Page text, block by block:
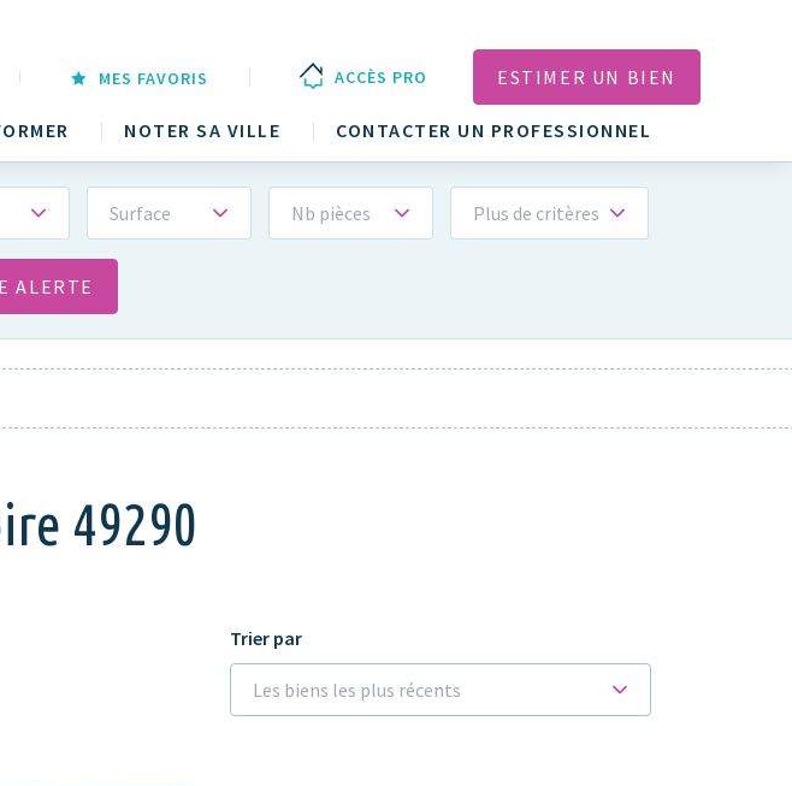
NOTER SA VILLE CONTACTER UN PROFESSIONNEL
MES FAVORIS ACCÈS PRO ESTIMER UN BIEN
Surface Nb pièces Plus de critères
ALERTE
49290
Trier par
Les biens les plus récents